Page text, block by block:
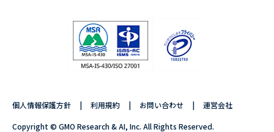
個人情報保護方針 利用規約 お問い合わせ 運営会社
Copyright © GMO Research & AI, Inc. All Rights Reserved.